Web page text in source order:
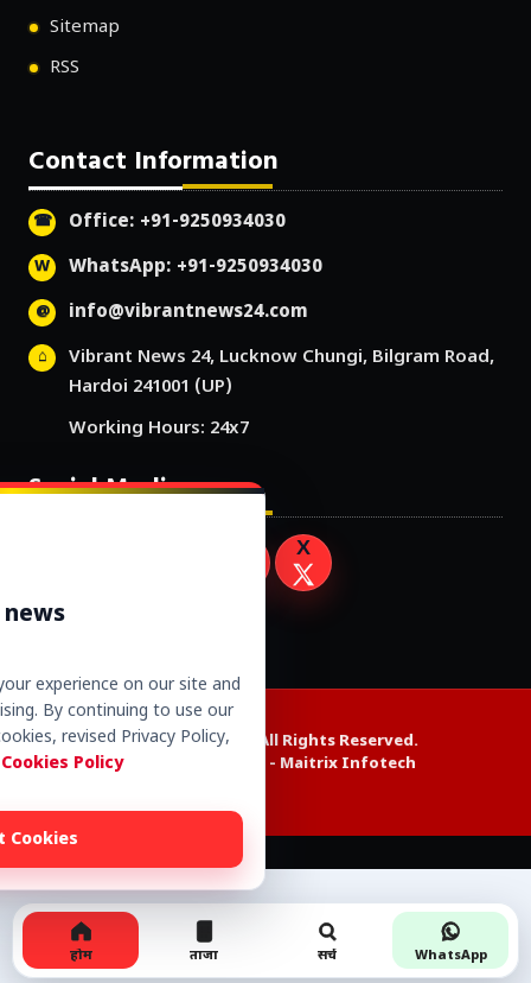
Sitemap
RSS
Contact Information
Office: +91-9250934030
WhatsApp: +91-9250934030
info@vibrantnews24.com
Vibrant News 24, Lucknow Chungi, Bilgram Road,
Hardoi 241001 (UP)
Working Hours: 24x7
Social Media
Copyright © 2026. All Rights Reserved.
Website Design by - Maitrix Infotech
होम ताजा सर्च WhatsApp
experience on our site and
By continuing to use our
revised Privacy Policy,
Policy
Cookies